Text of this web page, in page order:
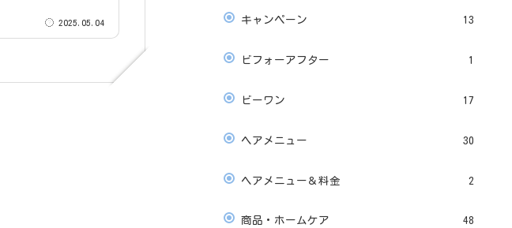
2025.05.04 キャンペーン 13
ビフォーアフター 1
ビーワン 17
ヘアメニュー 30
ヘアメニュー＆料金 2
商品・ホームケア 48